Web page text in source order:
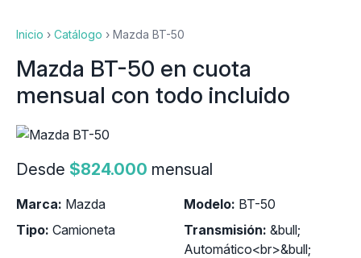
Inicio › Catálogo › Mazda BT-50
Mazda BT-50 en cuota
mensual con todo incluido
Desde $824.000 mensual
Marca: Mazda Modelo: BT-50
Tipo: Camioneta Transmisión: &bull;
Automático<br>&bull;